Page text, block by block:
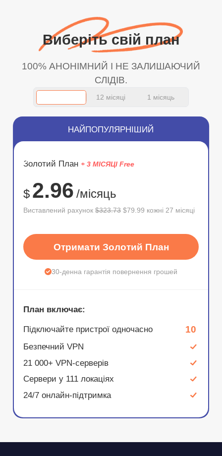
Виберіть свій план
100% АНОНІМНИЙ І НЕ ЗАЛИШАЮЧИЙ
СЛІДІВ.
12 місяці 1 місяць
ЗНИЖКА
75%
НАЙПОПУЛЯРНІШИЙ
Золотий План + 3 МІСЯЦІ Free
$ 2.96 /місяць
Виставлений рахунок$323.73 $79.99 кожні 27 місяці
Отримати Золотий План
30-денна гарантія повернення грошей
План включає:
Підключайте пристрої одночасно 10
Безпечний VPN
21 000+ VPN-серверів
Сервери у 111 локаціях
24/7 онлайн-підтримка